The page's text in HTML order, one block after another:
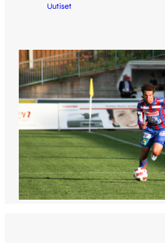
Uutiset